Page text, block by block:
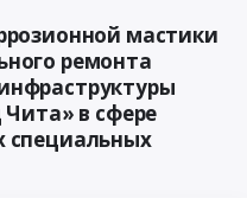
мастики
ремонта
Чита» в сфере
специальных